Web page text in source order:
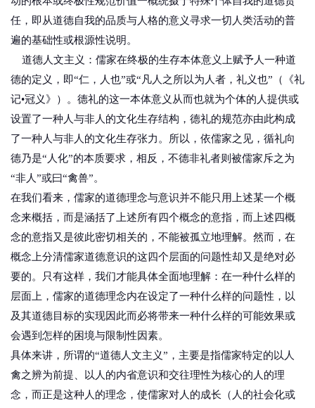
任，即从道德自我的品质与人格的意义寻求一切人类活动的普
遍的基础性或根源性说明。
道德人文主义：儒家在终极的生存本体意义上赋予人一种道
德的定义，即“仁，人也”或“凡人之所以为人者，礼义也”（《礼
记•冠义》）。德礼的这一本体意义从而也就为个体的人提供或
设置了一种人与非人的文化生存结构，德礼的规范亦由此构成
了一种人与非人的文化生存张力。所以，依儒家之见，循礼向
德乃是“人化”的本质要求，相反，不德非礼者则被儒家斥之为
“非人”或曰“禽兽”。
在我们看来，儒家的道德理念与意识并不能只用上述某一个概
念来概括，而是涵括了上述所有四个概念的意指，而上述四概
念的意指又是彼此密切相关的，不能被孤立地理解。然而，在
概念上分清儒家道德意识的这四个层面的问题性却又是绝对必
要的。只有这样，我们才能具体全面地理解：在一种什么样的
层面上，儒家的道德理念内在设定了一种什么样的问题性，以
及其道德目标的实现因此而必将带来一种什么样的可能效果或
会遇到怎样的困境与限制性因素。
具体来讲，所谓的“道德人文主义”，主要是指儒家特定的以人
禽之辨为前提、以人的内省意识和交往理性为核心的人的理
念，而正是这种人的理念，使儒家对人的成长（人的社会化或